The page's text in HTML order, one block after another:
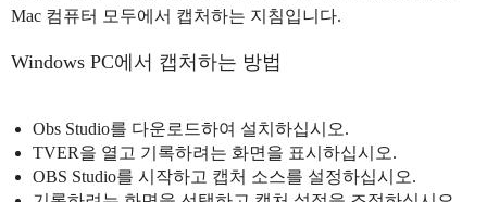
Mac 컴퓨터 모두에서 캡처하는 지침입니다.
Windows PC에서 캡처하는 방법
Obs Studio를 다운로드하여 설치하십시오.
TVER을 열고 기록하려는 화면을 표시하십시오.
OBS Studio를 시작하고 캡처 소스를 설정하십시오.